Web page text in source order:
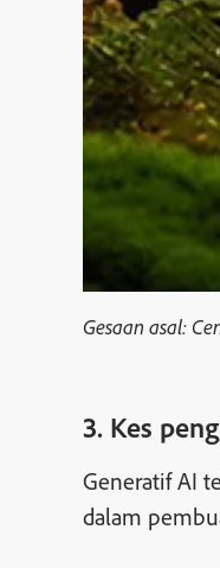
Gesaan asal:
3. Kes
Generatif AI
dalam